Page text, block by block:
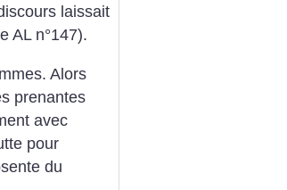
laissait
AL n°147).
Alors
prenantes
avec
pour
du